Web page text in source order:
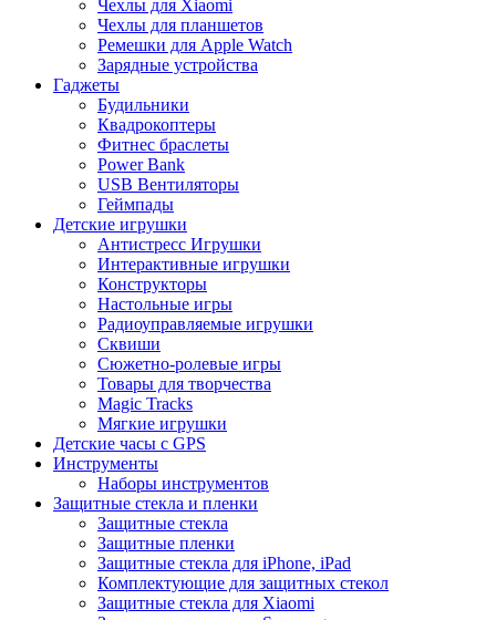
Чехлы для Xiaomi
Чехлы для планшетов
Ремешки для Apple Watch
Зарядные устройства
Гаджеты
Будильники
Квадрокоптеры
Фитнес браслеты
Power Bank
USB Вентиляторы
Геймпады
Детские игрушки
Антистресс Игрушки
Интерактивные игрушки
Конструкторы
Настольные игры
Радиоуправляемые игрушки
Сквиши
Сюжетно-ролевые игры
Товары для творчества
Magic Tracks
Мягкие игрушки
Детские часы с GPS
Инструменты
Наборы инструментов
Защитные стекла и пленки
Защитные стекла
Защитные пленки
Защитные стекла для iPhone, iPad
Комплектующие для защитных стекол
Защитные стекла для Xiaomi